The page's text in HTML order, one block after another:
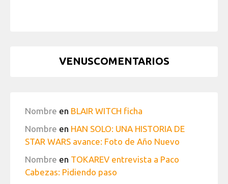
VENUSCOMENTARIOS
Nombre en BLAIR WITCH ficha
Nombre en HAN SOLO: UNA HISTORIA DE
STAR WARS avance: Foto de Año Nuevo
Nombre en TOKAREV entrevista a Paco
Cabezas: Pidiendo paso